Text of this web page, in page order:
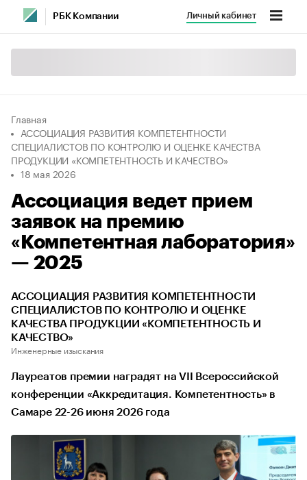
РБК Компании Личный кабинет
Главная
АССОЦИАЦИЯ РАЗВИТИЯ КОМПЕТЕНТНОСТИ
СПЕЦИАЛИСТОВ ПО КОНТРОЛЮ И ОЦЕНКЕ КАЧЕСТВА
ПРОДУКЦИИ «КОМПЕТЕНТНОСТЬ И КАЧЕСТВО»
18 мая 2026
Ассоциация ведет прием
заявок на премию
«Компетентная лаборатория»
— 2025
АССОЦИАЦИЯ РАЗВИТИЯ КОМПЕТЕНТНОСТИ
СПЕЦИАЛИСТОВ ПО КОНТРОЛЮ И ОЦЕНКЕ
КАЧЕСТВА ПРОДУКЦИИ «КОМПЕТЕНТНОСТЬ И
КАЧЕСТВО»
Инженерные изыскания
Лауреатов премии наградят на VII Всероссийской
конференции «Аккредитация. Компетентность» в
Самаре 22-26 июня 2026 года